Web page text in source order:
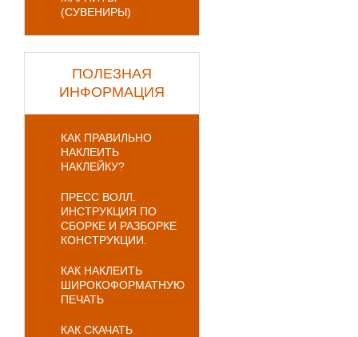
(СУВЕНИРЫ)
ПОЛЕЗНАЯ
ИНФОРМАЦИЯ
КАК ПРАВИЛЬНО
НАКЛЕИТЬ
НАКЛЕЙКУ?
ПРЕСС ВОЛЛ.
ИНСТРУКЦИЯ ПО
СБОРКЕ И РАЗБОРКЕ
КОНСТРУКЦИИ.
КАК НАКЛЕИТЬ
ШИРОКОФОРМАТНУЮ
ПЕЧАТЬ
КАК СКАЧАТЬ